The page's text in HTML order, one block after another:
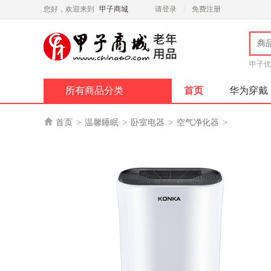
您好，欢迎来到 甲子商城 请登录 免费注册
商
甲子
所有商品分类 首页 华为穿戴
 首页 > 温馨睡眠 > 卧室电器 > 空气净化器 >